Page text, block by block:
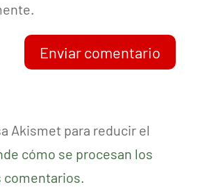
Enviar comentario
Akismet para reducir el
cómo se procesan los
comentarios.